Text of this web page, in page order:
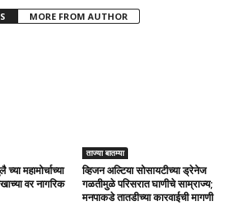
MORE FROM AUTHOR
महामोर्चाच्या
वर नागरिक
ताज्या बातम्या
व्हिजन अल्टिया सोसायटीच्या ड्रेनेज
गळतीमुळे परिसरात घाणीचे साम्राज्य;
मनपाकडे तातडीच्या कारवाईची मागणी